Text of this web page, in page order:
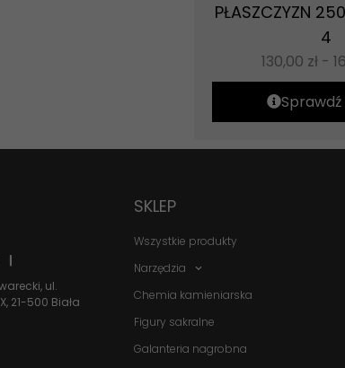
PŁASZCZYZN
4
130,00 zł -
ul.
21-500 Biała
SKLEP
Wszystkie produkty
Narzędzia
Chemia kamieniarska
Figury sakralne
Galanteria nagrobna